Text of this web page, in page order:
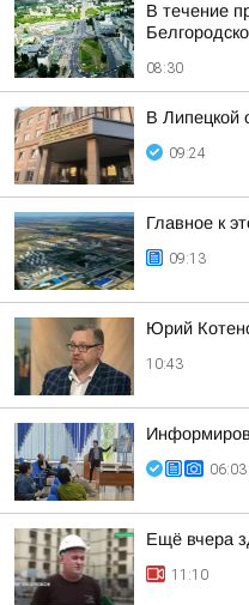
В течение
08:30
В Липецкой
09:24
Главное к
09:13
Юрий
10:43
06:03
Ещё вчера
11:10